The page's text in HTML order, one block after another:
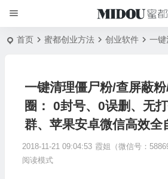
首页 蜜都创业方法 创业软件 一
一键清理僵尸粉/查屏蔽
圈： 0封号、0误删、无
群、苹果安卓微信高效全
2018-11-21 09:04:53 霞姐（微信号：
阅读模式